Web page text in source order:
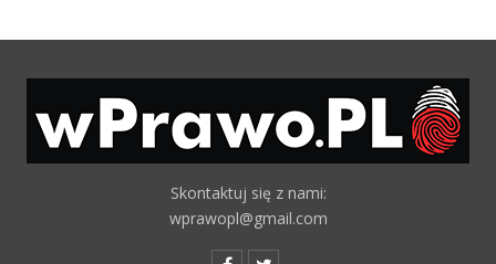
Skontaktuj się z nami:
wprawopl@gmail.com